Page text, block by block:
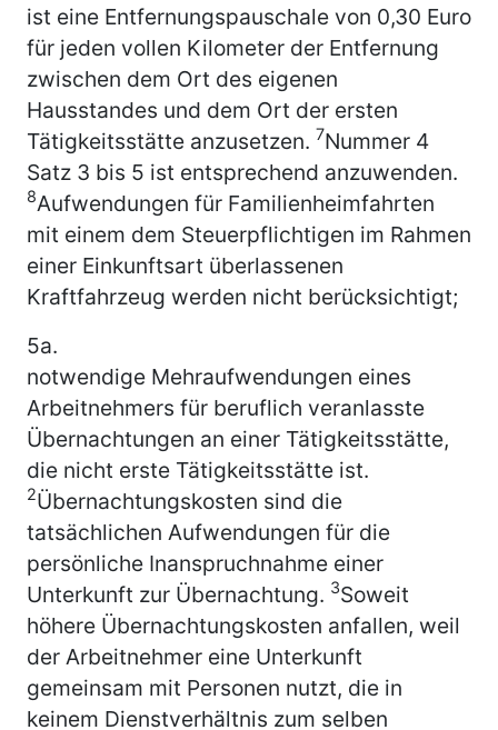
ist eine Entfernungspauschale von 0,30 Euro
für jeden vollen Kilometer der Entfernung
zwischen dem Ort des eigenen
Hausstandes und dem Ort der ersten
Tätigkeitsstätte anzusetzen. 7Nummer 4
Satz 3 bis 5 ist entsprechend anzuwenden.
8Aufwendungen für Familienheimfahrten
mit einem dem Steuerpflichtigen im Rahmen
einer Einkunftsart überlassenen
Kraftfahrzeug werden nicht berücksichtigt;
5a.
notwendige Mehraufwendungen eines
Arbeitnehmers für beruflich veranlasste
Übernachtungen an einer Tätigkeitsstätte,
die nicht erste Tätigkeitsstätte ist.
2Übernachtungskosten sind die
tatsächlichen Aufwendungen für die
persönliche Inanspruchnahme einer
Unterkunft zur Übernachtung. 3Soweit
höhere Übernachtungskosten anfallen, weil
der Arbeitnehmer eine Unterkunft
gemeinsam mit Personen nutzt, die in
keinem Dienstverhältnis zum selben